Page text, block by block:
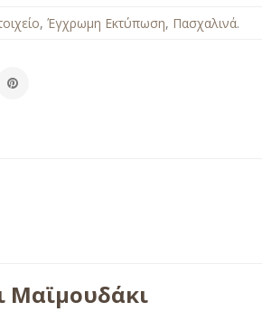
,Έγχρωμη Εκτύπωση, Πασχαλινά.
Μαϊμουδάκι